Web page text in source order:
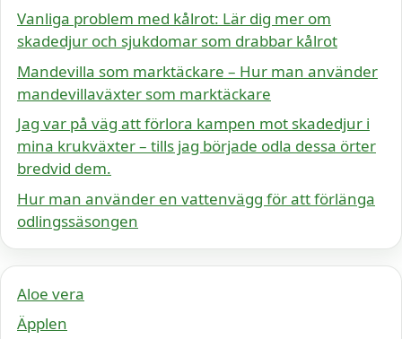
Vanliga problem med kålrot: Lär dig mer om
skadedjur och sjukdomar som drabbar kålrot
Mandevilla som marktäckare – Hur man använder
mandevillaväxter som marktäckare
Jag var på väg att förlora kampen mot skadedjur i
mina krukväxter – tills jag började odla dessa örter
bredvid dem.
Hur man använder en vattenvägg för att förlänga
odlingssäsongen
Aloe vera
Äpplen